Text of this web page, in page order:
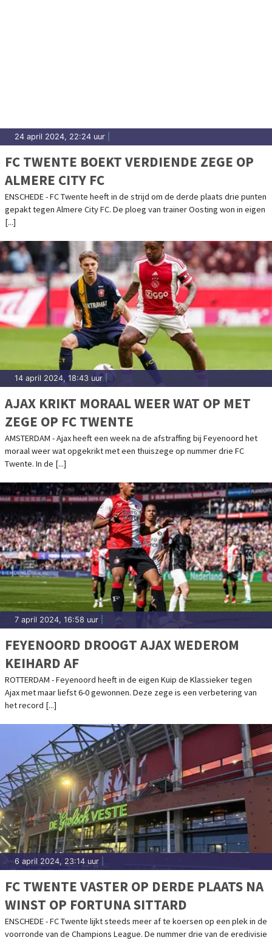
24 april 2024, 22:24 uur
FC TWENTE BOEKT VERDIENDE ZEGE OP
ALMERE CITY FC
ENSCHEDE - FC Twente heeft in de strijd om de derde plaats drie punten
gepakt tegen Almere City FC. De ploeg van trainer Oosting won in eigen
[...]
14 april 2024, 18:43 uur
AJAX KRIKT MORAAL WEER WAT OP MET
ZEGE OP FC TWENTE
AMSTERDAM - Ajax heeft een week na de afstraffing bij Feyenoord het
moraal weer wat opgekrikt met een thuiszege op nummer drie FC
Twente. In de [...]
7 april 2024, 16:58 uur
FEYENOORD DROOGT AJAX WEDEROM
KEIHARD AF
ROTTERDAM - Feyenoord heeft in de eigen Kuip de Klassieker tegen
Ajax met maar liefst 6-0 gewonnen. Deze zege is een verbetering van
het record [...]
6 april 2024, 23:14 uur
FC TWENTE VASTER OP DERDE PLAATS NA
WINST OP FORTUNA SITTARD
ENSCHEDE - FC Twente lijkt steeds meer af te koersen op een plek in de
voorronde van de Champions League. De nummer drie van de eredivisie